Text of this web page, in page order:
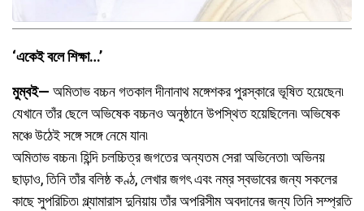
‘একেই বলে শিক্ষা…’
মুম্বই— অমিতাভ বচ্চন গতকাল দীনানাথ মঙ্গেশকর পুরস্কারে ভূষিত হয়েছেন৷
যেখানে তাঁর ছেলে অভিষেক বচ্চনও অনুষ্ঠানে উপস্থিত হয়েছিলেন৷ অভিষেক
মঞ্চে উঠেই সঙ্গে সঙ্গে নেমে যান৷
অমিতাভ বচ্চন৷ হিন্দি চলচ্চিত্র জগতের অন্যতম সেরা অভিনেতা৷ অভিনয়
ছাড়াও, তিনি তাঁর বলিষ্ঠ কণ্ঠ, লেখার জগৎ এবং নম্র স্বভাবের জন্য সকলের
কাছে সুপরিচিত৷ গ্ল্যামারাস দুনিয়ায় তাঁর অপরিসীম অবদানের জন্য তিনি সম্প্রতি